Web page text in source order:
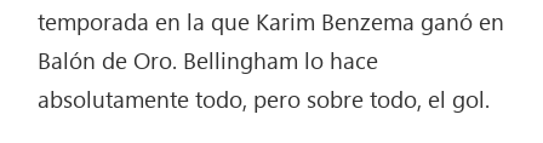
temporada en la que Karim Benzema ganó en
Balón de Oro. Bellingham lo hace
absolutamente todo, pero sobre todo, el gol.